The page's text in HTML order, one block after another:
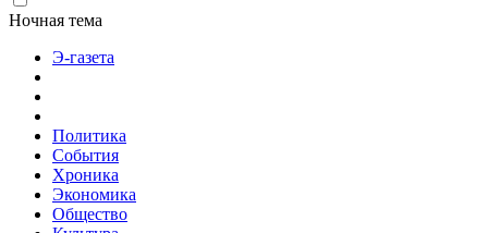
Ночная тема
Э-газета
Политика
События
Хроника
Экономика
Общество